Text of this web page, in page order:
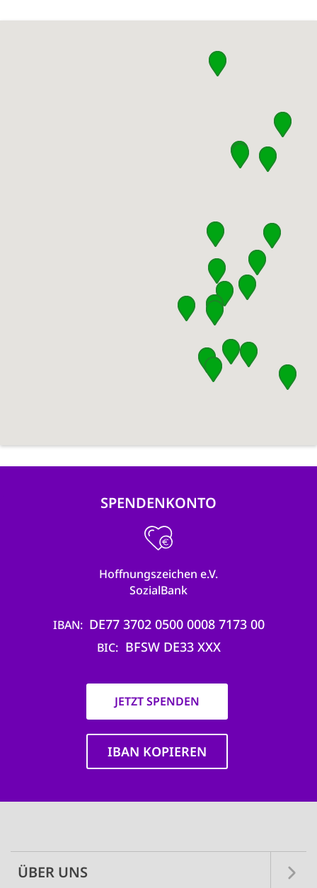
SPENDENKONTO
Hoffnungszeichen e.V.
SozialBank
IBAN DE77 3702 0500 0008 7173 00
BIC BFSW DE33 XXX
JETZT SPENDEN
IBAN KOPIEREN
ÜBER UNS